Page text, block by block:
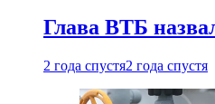
Глава ВТБ
2 года спустя2 года спустя